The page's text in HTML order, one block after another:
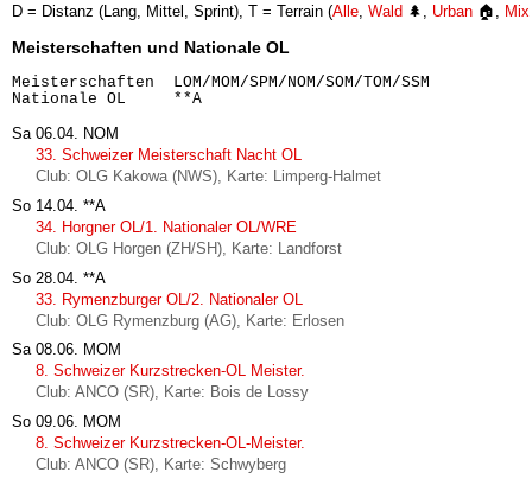
D = Distanz (Lang, Mittel, Sprint), T = Terrain (Alle Wald 🌲, Urban 🏠, Mix
Meisterschaften und Nationale OL
Meisterschaften  LOM/MOM/SPM/NOM/SOM/TOM/SSM
Sa 06.04. NOM
33. Schweizer Meisterschaft Nacht OL
Club: OLG Kakowa (NWS), Karte: Limperg-Halmet
So 14.04. **A
34. Horgner OL/1. Nationaler OL/WRE
Club: OLG Horgen (ZH/SH), Karte: Landforst
So 28.04. **A
33. Rymenzburger OL/2. Nationaler OL
Club: OLG Rymenzburg (AG), Karte: Erlosen
Sa 08.06. MOM
8. Schweizer Kurzstrecken-OL Meister.
Club: ANCO (SR), Karte: Bois de Lossy
So 09.06. MOM
8. Schweizer Kurzstrecken-OL-Meister.
Club: ANCO (SR), Karte: Schwyberg